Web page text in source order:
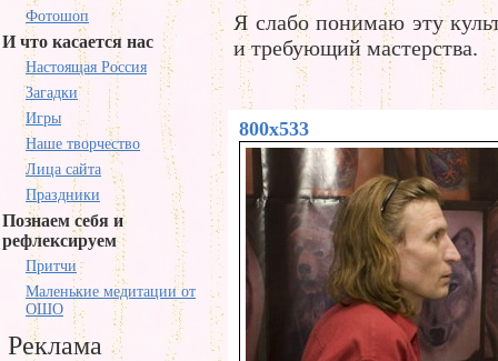
Фотошоп
И что касается нас
Настоящая Россия
Загадки
Игры
Наше творчество
Лица сайта
Праздники
Познаем себя и
рефлексируем
Притчи
Маленькие медитации от
ОШО
Реклама
Я слабо понимаю эту
и требующий мастерства.
800x533